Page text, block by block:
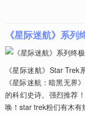
《星际迷航》系列
《星际迷航》Star
《星际迷航：暗黑无界
的科幻史诗。强烈推荐
唤！star trek粉们有木有